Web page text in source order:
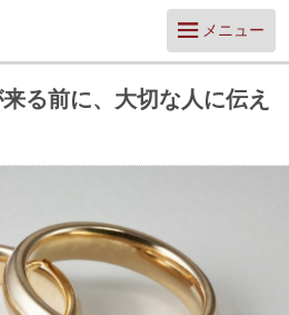
メニュー
る前に、大切な人に伝え